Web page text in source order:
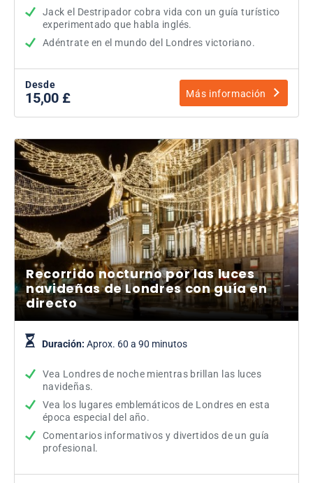
Jack el Destripador cobra vida con un guía turístico
experimentado que habla inglés.
Adéntrate en el mundo del Londres victoriano.
Desde
15,00 £ Más información
Recorrido nocturno por las luces
navideñas de Londres con guía en
directo
Duración: Aprox. 60 a 90 minutos
Vea Londres de noche mientras brillan las luces
navideñas.
Vea los lugares emblemáticos de Londres en esta
época especial del año.
Comentarios informativos y divertidos de un guía
profesional.